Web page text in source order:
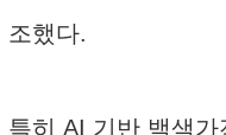
조했다.
특히 AI 기반 백색